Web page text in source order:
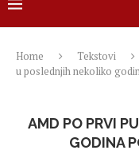
Home Tekstovi
u poslednjih nekoliko
AMD PO PRVI
GODINA